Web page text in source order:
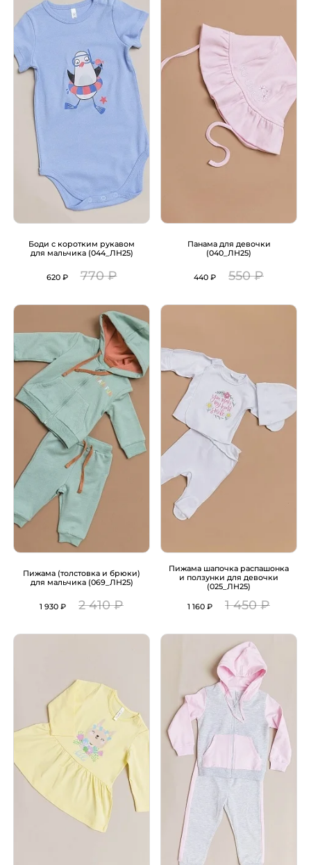
Боди с коротким рукавом
для мальчика (044_ЛН25)
620 ₽ 770 ₽
Панама для девочки
(040_ЛН25)
440 ₽ 550 ₽
Пижама (толстовка и брюки)
для мальчика (069_ЛН25)
1 930 ₽ 2 410 ₽
Пижама шапочка распашонка
и ползунки для девочки
(025_ЛН25)
1 160 ₽ 1 450 ₽